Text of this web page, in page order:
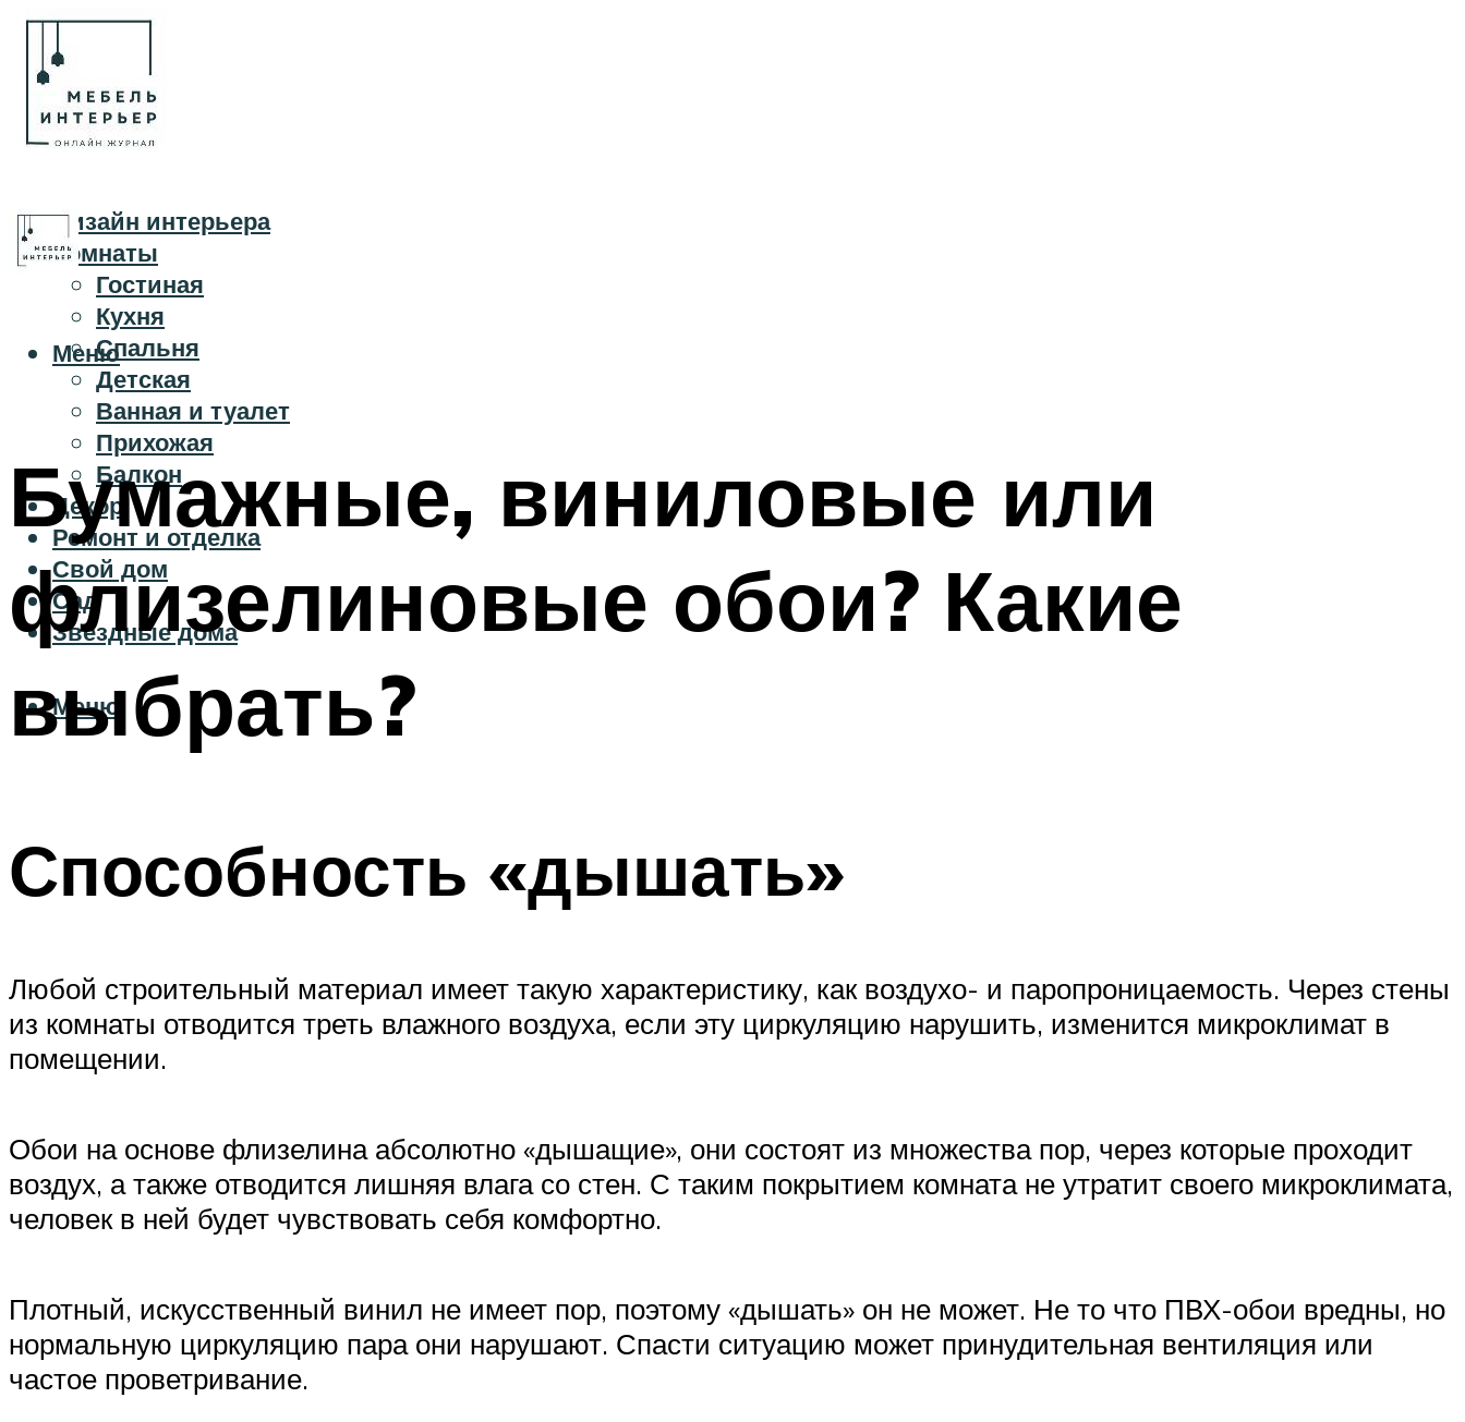
Дизайн интерьера
Комнаты
Гостиная
Кухня
Спальня
Детская
Ванная и туалет
Прихожая
Балкон
Декор
Ремонт и отделка
Свой дом
Сад
Звездные дома
Меню
Меню
Бумажные, виниловые или
флизелиновые обои? Какие
выбрать?
Способность «дышать»
Любой строительный материал имеет такую характеристику, как воздухо- и паропроницаемость. Через стены
из комнаты отводится треть влажного воздуха, если эту циркуляцию нарушить, изменится микроклимат в
помещении.
Обои на основе флизелина абсолютно «дышащие», они состоят из множества пор, через которые проходит
воздух, а также отводится лишняя влага со стен. С таким покрытием комната не утратит своего микроклимата,
человек в ней будет чувствовать себя комфортно.
Плотный, искусственный винил не имеет пор, поэтому «дышать» он не может. Не то что ПВХ-обои вредны, но
нормальную циркуляцию пара они нарушают. Спасти ситуацию может принудительная вентиляция или
частое проветривание.